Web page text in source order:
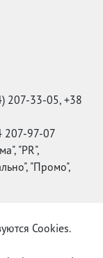
207-33-05, +38
207-97-07
"PR",
"Промо",
Cookies.